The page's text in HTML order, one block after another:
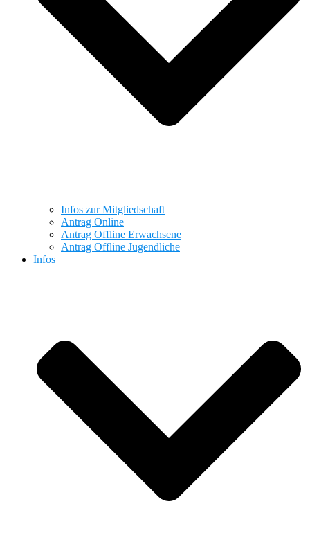
Infos zur Mitgliedschaft
Antrag Online
Antrag Offline Erwachsene
Antrag Offline Jugendliche
Infos